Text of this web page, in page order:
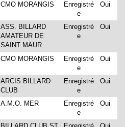
CMO MORANGIS
Enregistré
e
Oui
ASS. BILLARD
AMATEUR DE
SAINT MAUR
Enregistré
e
Oui
CMO MORANGIS
Enregistré
e
Oui
ARCIS BILLARD
CLUB
Enregistré
e
Oui
A.M.O. MER
Enregistré
e
Oui